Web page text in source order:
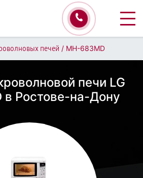
печей / MH-683MD
печи LG
в Ростове-на-Дону